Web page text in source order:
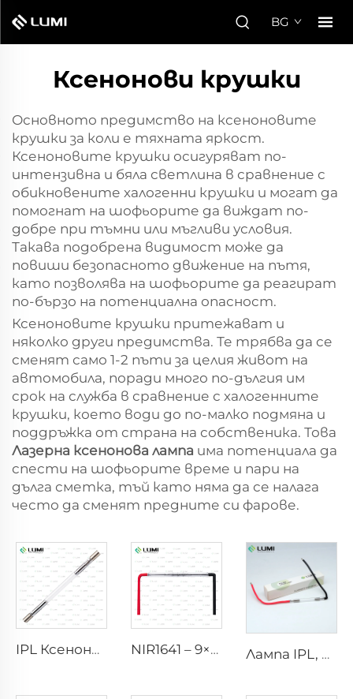
BG
Ксенонови крушки
Основното предимство на ксеноновите
крушки за коли е тяхната яркост.
Ксеноновите крушки осигуряват по-
интензивна и бяла светлина в сравнение с
обикновените халогенни крушки и могат да
помогнат на шофьорите да виждат по-
добре при тъмни или мъгливи условия.
Такава подобрена видимост може да
повиши безопасното движение на пътя,
като позволява на шофьорите да реагират
по-бързо на потенциална опасност.
Ксеноновите крушки притежават и
няколко други предимства. Те трябва да се
сменят само 1-2 пъти за целия живот на
автомобила, поради много по-дългия им
срок на служба в сравнение с халогенните
крушки, което води до по-малко подмяна и
поддръжка от страна на собственика. Това
Лазерна ксенонова лампа има потенциала да
спести на шофьорите време и пари на
дълга сметка, тъй като няма да се налага
често да сменят предните си фарове.
IPL Ксенонова лампа P1640 – 7×47×110 mm NIR1641 – 9×45×110 mm Лампа IPL, модел 9-45-100 Въжета